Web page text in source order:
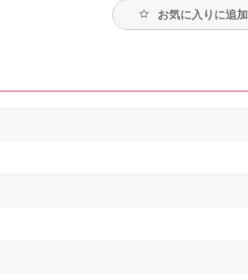
お気に入りに追加